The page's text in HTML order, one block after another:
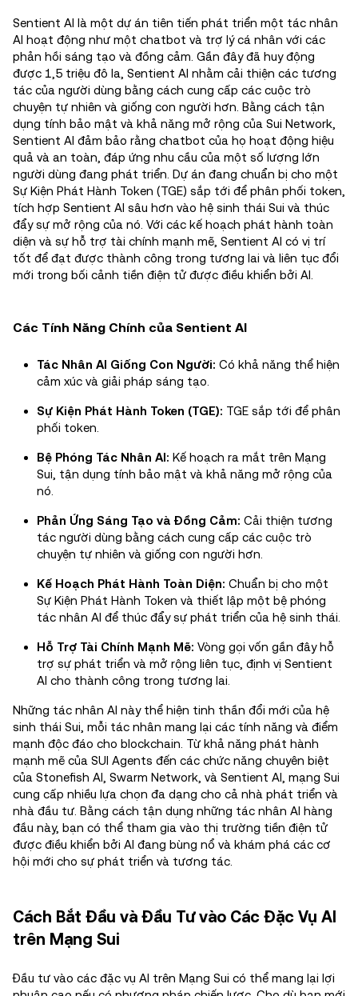
Sentient AI là một dự án tiên tiến phát triển một tác nhân
AI hoạt động như một chatbot và trợ lý cá nhân với các
phản hồi sáng tạo và đồng cảm. Gần đây đã huy động
được 1,5 triệu đô la, Sentient AI nhằm cải thiện các tương
tác của người dùng bằng cách cung cấp các cuộc trò
chuyện tự nhiên và giống con người hơn. Bằng cách tận
dụng tính bảo mật và khả năng mở rộng của Sui Network,
Sentient AI đảm bảo rằng chatbot của họ hoạt động hiệu
quả và an toàn, đáp ứng nhu cầu của một số lượng lớn
người dùng đang phát triển. Dự án đang chuẩn bị cho một
Sự Kiện Phát Hành Token (TGE) sắp tới để phân phối token,
tích hợp Sentient AI sâu hơn vào hệ sinh thái Sui và thúc
đẩy sự mở rộng của nó. Với các kế hoạch phát hành toàn
diện và sự hỗ trợ tài chính mạnh mẽ, Sentient AI có vị trí
tốt để đạt được thành công trong tương lai và liên tục đổi
mới trong bối cảnh tiền điện tử được điều khiển bởi AI.
Các Tính Năng Chính của Sentient AI
Tác Nhân AI Giống Con Người: Có khả năng thể hiện
cảm xúc và giải pháp sáng tạo.
Sự Kiện Phát Hành Token (TGE): TGE sắp tới để phân
phối token.
Bệ Phóng Tác Nhân AI: Kế hoạch ra mắt trên Mạng
Sui, tận dụng tính bảo mật và khả năng mở rộng của
nó.
Phản Ứng Sáng Tạo và Đồng Cảm: Cải thiện tương
tác người dùng bằng cách cung cấp các cuộc trò
chuyện tự nhiên và giống con người hơn.
Kế Hoạch Phát Hành Toàn Diện: Chuẩn bị cho một
Sự Kiện Phát Hành Token và thiết lập một bệ phóng
tác nhân AI để thúc đẩy sự phát triển của hệ sinh thái.
Hỗ Trợ Tài Chính Mạnh Mẽ: Vòng gọi vốn gần đây hỗ
trợ sự phát triển và mở rộng liên tục, định vị Sentient
AI cho thành công trong tương lai.
Những tác nhân AI này thể hiện tinh thần đổi mới của hệ
sinh thái Sui, mỗi tác nhân mang lại các tính năng và điểm
mạnh độc đáo cho blockchain. Từ khả năng phát hành
mạnh mẽ của SUI Agents đến các chức năng chuyên biệt
của Stonefish AI, Swarm Network, và Sentient AI, mạng Sui
cung cấp nhiều lựa chọn đa dạng cho cả nhà phát triển và
nhà đầu tư. Bằng cách tận dụng những tác nhân AI hàng
đầu này, bạn có thể tham gia vào thị trường tiền điện tử
được điều khiển bởi AI đang bùng nổ và khám phá các cơ
hội mới cho sự phát triển và tương tác.
Cách Bắt Đầu và Đầu Tư vào Các Đặc Vụ AI
trên Mạng Sui
Đầu tư vào các đặc vụ AI trên Mạng Sui có thể mang lại lợi